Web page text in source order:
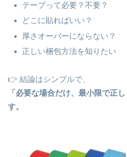
テープって必要？不要？
どこに貼ればいい？
厚さオーバーにならない？
正しい梱包方法を知りたい
👉 結論はシンプルで、
「必要な場合だけ、最小限で正
す。